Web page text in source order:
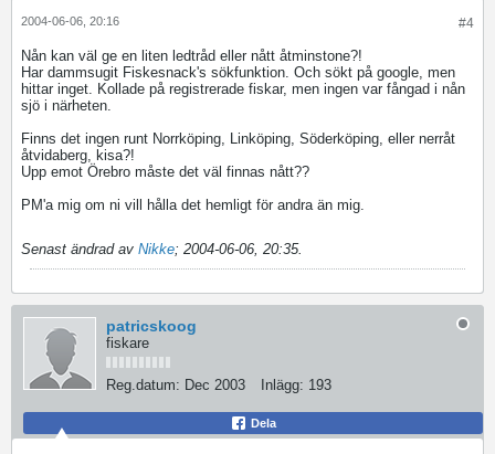
#4
2004-06-06, 20:16
Nån kan väl ge en liten ledtråd eller nått åtminstone?!
Har dammsugit Fiskesnack's sökfunktion. Och sökt på google, men
hittar inget. Kollade på registrerade fiskar, men ingen var fångad i nån
sjö i närheten.
Finns det ingen runt Norrköping, Linköping, Söderköping, eller nerråt
åtvidaberg, kisa?!
Upp emot Örebro måste det väl finnas nått??
PM'a mig om ni vill hålla det hemligt för andra än mig.
Senast ändrad av Nikke; 2004-06-06, 20:35.
patricskoog
fiskare
Reg.datum: Dec 2003 Inlägg: 193
Dela